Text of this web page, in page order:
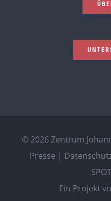
© 2026 Zentrum
Presse |
Ein Projekt